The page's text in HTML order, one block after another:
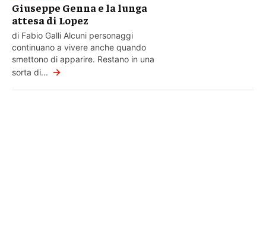
Giuseppe Genna e la lunga
attesa di Lopez
di Fabio Galli Alcuni personaggi
continuano a vivere anche quando
smettono di apparire. Restano in una
sorta di... →